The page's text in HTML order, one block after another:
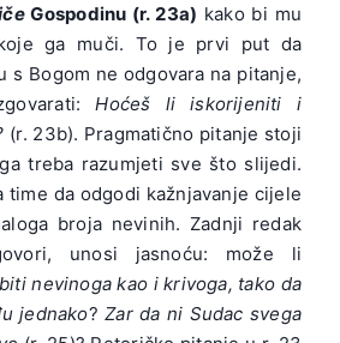
Gospodinu (r. 23a) kako bi mu
ga muči. To je prvi put da
s Bogom ne odgovara na pitanje,
Hoćeš li iskorijeniti i
(r. 23b). Pragmatično pitanje stoji
treba razumjeti sve što slijedi.
time da odgodi kažnjavanje cijele
broja nevinih. Zadnji redak
unosi jasnoću: može li
nevinoga kao i krivoga, tako da
jednako?Zar da ni Sudac svega